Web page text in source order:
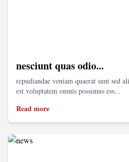
nesciunt quas odio...
repudiandae veniam quaerat sunt sed
est voluptatem omnis possimus ess...
Read more